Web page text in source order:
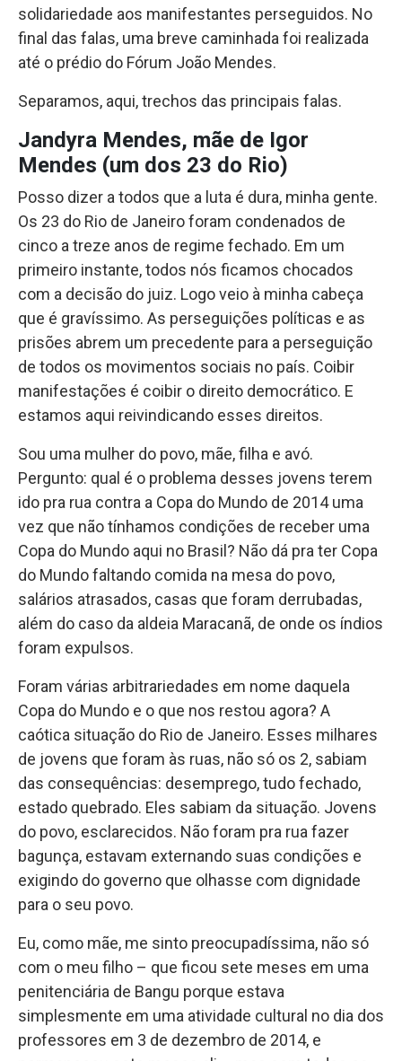
solidariedade aos manifestantes perseguidos. No
final das falas, uma breve caminhada foi realizada
até o prédio do Fórum João Mendes.
Separamos, aqui, trechos das principais falas.
Jandyra Mendes, mãe de Igor
Mendes (um dos 23 do Rio)
Posso dizer a todos que a luta é dura, minha gente.
Os 23 do Rio de Janeiro foram condenados de
cinco a treze anos de regime fechado. Em um
primeiro instante, todos nós ficamos chocados
com a decisão do juiz. Logo veio à minha cabeça
que é gravíssimo. As perseguições políticas e as
prisões abrem um precedente para a perseguição
de todos os movimentos sociais no país. Coibir
manifestações é coibir o direito democrático. E
estamos aqui reivindicando esses direitos.
Sou uma mulher do povo, mãe, filha e avó.
Pergunto: qual é o problema desses jovens terem
ido pra rua contra a Copa do Mundo de 2014 uma
vez que não tínhamos condições de receber uma
Copa do Mundo aqui no Brasil? Não dá pra ter Copa
do Mundo faltando comida na mesa do povo,
salários atrasados, casas que foram derrubadas,
além do caso da aldeia Maracanã, de onde os índios
foram expulsos.
Foram várias arbitrariedades em nome daquela
Copa do Mundo e o que nos restou agora? A
caótica situação do Rio de Janeiro. Esses milhares
de jovens que foram às ruas, não só os 2, sabiam
das consequências: desemprego, tudo fechado,
estado quebrado. Eles sabiam da situação. Jovens
do povo, esclarecidos. Não foram pra rua fazer
bagunça, estavam externando suas condições e
exigindo do governo que olhasse com dignidade
para o seu povo.
Eu, como mãe, me sinto preocupadíssima, não só
com o meu filho – que ficou sete meses em uma
penitenciária de Bangu porque estava
simplesmente em uma atividade cultural no dia dos
professores em 3 de dezembro de 2014, e